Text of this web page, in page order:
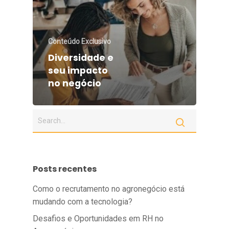
Conteúdo Exclusivo
Diversidade e
seu impacto
no negócio
Posts recentes
Como o recrutamento no agronegócio está
mudando com a tecnologia?
Desafios e Oportunidades em RH no